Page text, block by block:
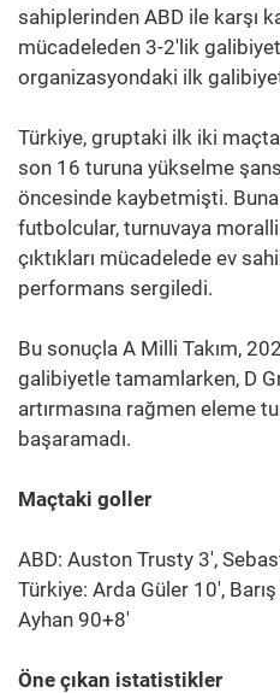
sahiplerinden ABD ile karşı
mücadeleden 3-2'lik
organizasyondaki ilk
Türkiye, gruptaki ilk iki maçta
son 16 turuna yükselme
öncesinde kaybetmişti.
futbolcular, turnuvaya
çıktıkları mücadelede ev
performans sergiledi.
Bu sonuçla A Milli Takım,
galibiyetle tamamlarken, D
artırmasına rağmen eleme
başaramadı.
Maçtaki goller
ABD: Auston Trusty 3',
Türkiye: Arda Güler 10',
Ayhan 90+8'
Öne çıkan istatistikler